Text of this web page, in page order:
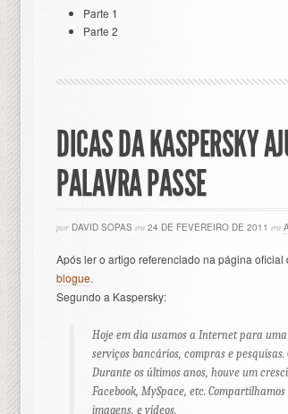
Parte 1
Parte 2
DICAS DA KASPERSKY
PALAVRA PASSE
por DAVID SOPAS em 24 DE FEVEREIRO DE 2011 em
Após ler o artigo referenciado na página oficial
blogue.
Segundo a Kaspersky:
Hoje em dia usamos a Internet para
serviços bancários, compras e
Durante os últimos anos, houve um
Facebook, MySpace, etc.
imagens, e vídeos.